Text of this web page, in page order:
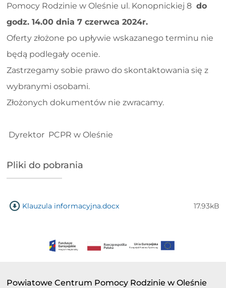
Pomocy Rodzinie w Oleśnie ul. Konopnickiej 8 do
godz. 14.00 dnia 7 czerwca 2024r.
Oferty złożone po upływie wskazanego terminu nie
będą podlegały ocenie.
Zastrzegamy sobie prawo do skontaktowania się z
wybranymi osobami.
Złożonych dokumentów nie zwracamy.
Dyrektor PCPR w Oleśnie
Pliki do pobrania
Klauzula informacyjna.docx 17.93kB
Powiatowe Centrum Pomocy Rodzinie w Oleśnie